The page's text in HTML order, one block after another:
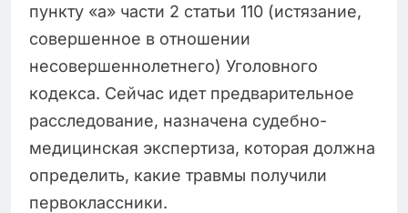
пункту «а» части 2 статьи 110 (истязание,
совершенное в отношении
несовершеннолетнего) Уголовного
кодекса. Сейчас идет предварительное
расследование, назначена судебно-
медицинская экспертиза, которая должна
определить, какие травмы получили
первоклассники.